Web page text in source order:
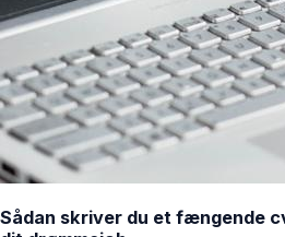
Sådan skriver du et fængende